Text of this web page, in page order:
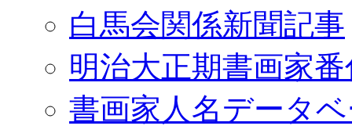
白馬会関係新聞記事
明治大正期書画家
書画家人名データ